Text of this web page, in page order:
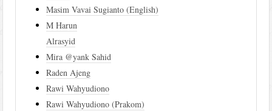
Masim Vavai Sugianto (English)
M Harun
Alrasyid
Mira @yank Sahid
Raden Ajeng
Rawi Wahyudiono
Rawi Wahyudiono (Prakom)